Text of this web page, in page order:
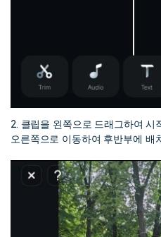
2. 클립을 왼쪽으로 드래그하여 시
오른쪽으로 이동하여 후반부에 배